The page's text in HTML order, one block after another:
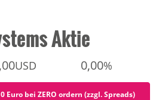
Aktie
USD 0,00%
bei ZERO ordern (zzgl. Spreads)